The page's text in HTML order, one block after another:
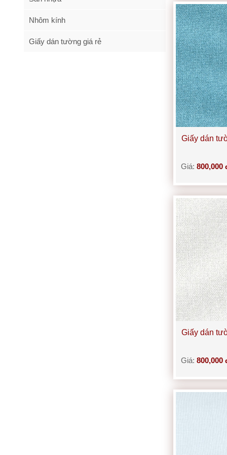
Nhôm kính
Giấy dán tường giá rẻ
Giấy dán
Giá: 800,000
Giấy dán
Giá: 800,000